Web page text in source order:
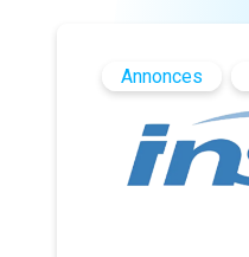
Annonces